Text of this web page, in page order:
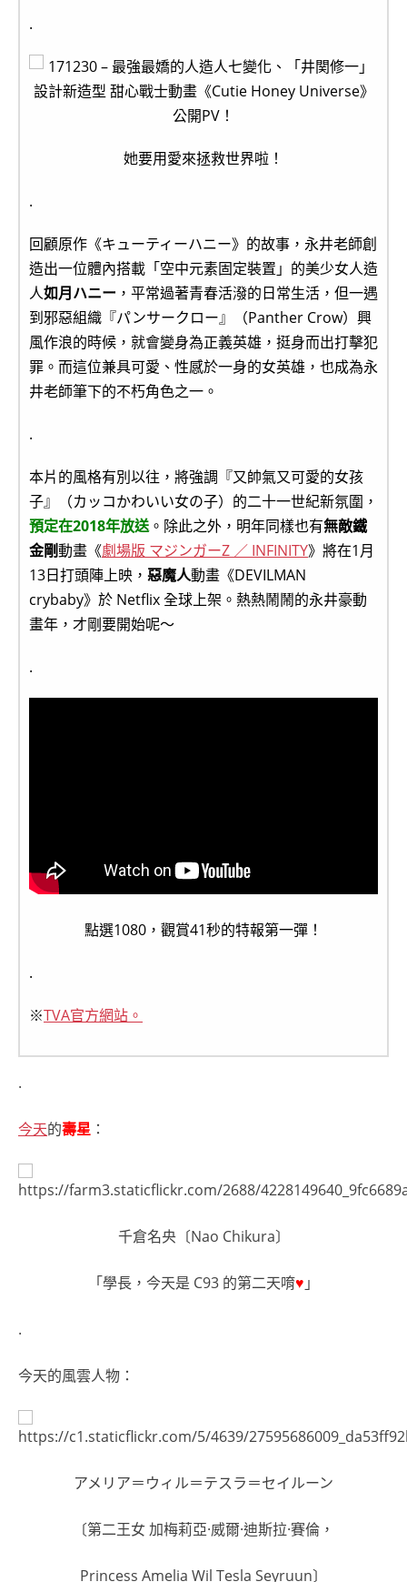
.
她要用愛來拯救世界啦！
.
回顧原作《キューティーハニー》的故事，永井老師創
造出一位體內搭載「空中元素固定裝置」的美少女人造
人如月ハニー ，平常過著青春活潑的日常生活，但一遇
到邪惡組織『パンサークロー』（Panther Crow）興
風作浪的時候，就會變身為正義英雄，挺身而出打擊犯
罪。而這位兼具可愛、性感於一身的女英雄，也成為永
井老師筆下的不朽角色之一。
.
本片的風格有別以往，將強調『又帥氣又可愛的女孩
子』（カッコかわいい女の子）的二十一世紀新氛圍，
預定在2018年放送。除此之外，明年同樣也有無敵鐵
金剛動畫《劇場版 マジンガーZ ／ INFINITY》將在1月
13日打頭陣上映， 惡魔人動畫《DEVILMAN
crybaby》於 Netflix 全球上架。熱熱鬧鬧的永井豪動
畫年，才剛要開始呢～
.
點選1080，觀賞41秒的特報第一彈！
.
※TVA官方網站。
.
今天的壽星 ：
千倉名央〔Nao Chikura〕
「學長，今天是 C93 的第二天唷♥ 」
.
今天的風雲人物：
アメリア＝ウィル＝テスラ＝セイルーン
〔第二王女 加梅莉亞·威爾·迪斯拉·賽倫，
Princess Amelia Wil Tesla Seyruun〕